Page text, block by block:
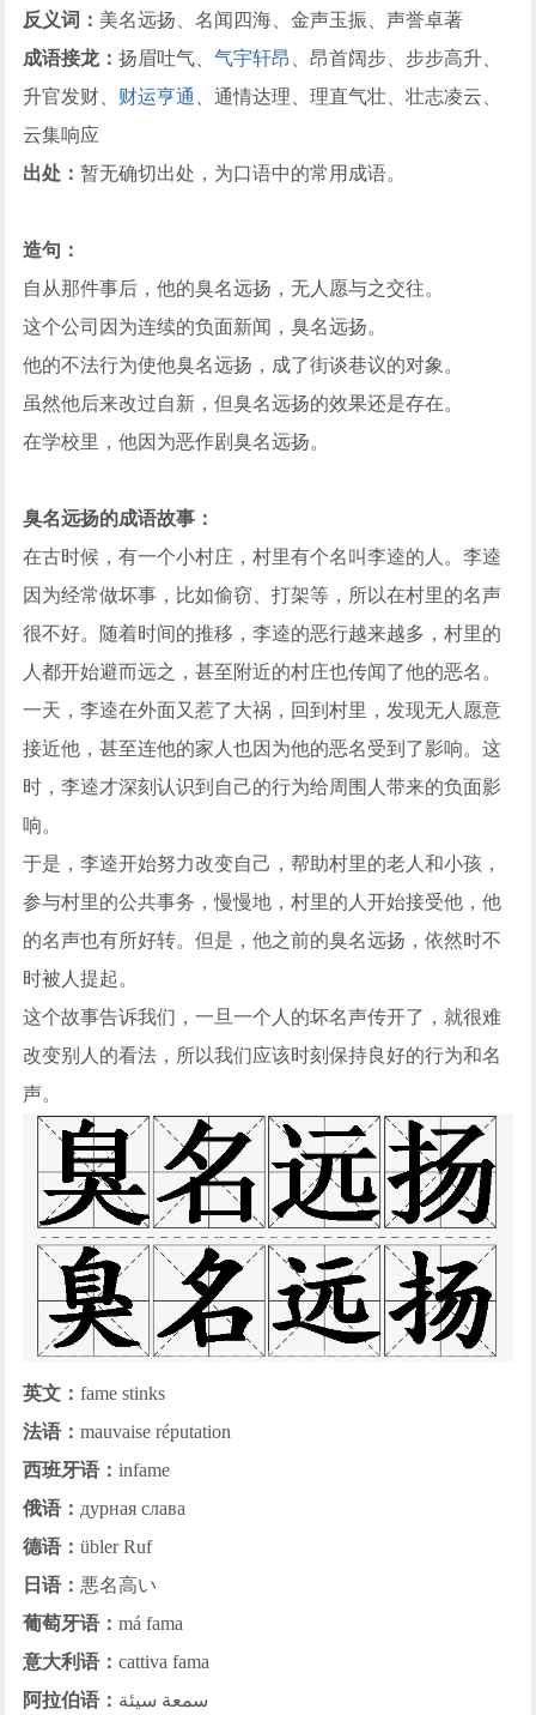
反义词： 美名远扬、名闻四海、金声玉振、声誉卓著
成语接龙：扬眉吐气、气宇轩昂
、昂首阔步、步步高升、
升官发财、 财运亨通
、通情达理、理直气壮、壮志凌云、
云集响应
出处：暂无确切出处，为口语中的常用成语。
造句：
自从那件事后，他的臭名远扬，无人愿与之交往。
这个公司因为连续的负面新闻，臭名远扬。
他的不法行为使他臭名远扬，成了街谈巷议的对象。
虽然他后来改过自新，但臭名远扬的效果还是存在。
在学校里，他因为恶作剧臭名远扬。
臭名远扬的成语故事：
在古时候，有一个小村庄，村里有个名叫李逵的人。李逵
因为经常做坏事，比如偷窃、打架等，所以在村里的名声
很不好。随着时间的推移，李逵的恶行越来越多，村里的
人都开始避而远之，甚至附近的村庄也传闻了他的恶名。
一天，李逵在外面又惹了大祸，回到村里，发现无人愿意
接近他，甚至连他的家人也因为他的恶名受到了影响。这
时，李逵才深刻认识到自己的行为给周围人带来的负面影
响。
于是，李逵开始努力改变自己，帮助村里的老人和小孩，
参与村里的公共事务，慢慢地，村里的人开始接受他，他
的名声也有所好转。但是，他之前的臭名远扬，依然时不
时被人提起。
这个故事告诉我们，一旦一个人的坏名声传开了，就很难
改变别人的看法，所以我们应该时刻保持良好的行为和名
声。
英文：fame stinks
法语：mauvaise réputation
西班牙语：infame
俄语： дурная слава
德语：übler Ruf
日语： 悪名高い
葡萄牙语：má fama
意大利语：cattiva fama
阿拉伯语： سمعة سيئة